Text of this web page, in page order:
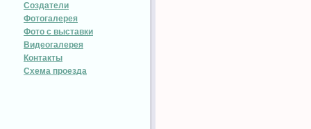
Создатели
Фотогалерея
Фото с выставки
Видеогалерея
Контакты
Схема проезда